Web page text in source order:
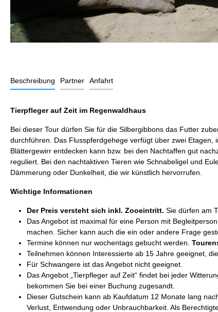
Beschreibung Partner Anfahrt
Tierpfleger auf Zeit im Regenwaldhaus
Bei dieser Tour dürfen Sie für die Silbergibbons das Futter
durchführen. Das Flusspferdgehege verfügt über zwei
Blättergewirr entdecken kann bzw. bei den Nachtaffen gut
reguliert. Bei den nachtaktiven Tieren wie Schnabeligel und
Dämmerung oder Dunkelheit, die wir künstlich hervorrufen.
Wichtige Informationen
Der Preis versteht sich inkl. Zooeintritt. Sie dürfen am
Das Angebot ist maximal für eine Person mit
machen. Sicher kann auch die ein oder andere Frage
Termine können nur wochentags gebucht werden.
Teilnehmen können Interessierte ab 15 Jahre geeignet,
Für Schwangere ist das Angebot nicht geeignet.
Das Angebot „Tierpfleger auf Zeit“ findet bei jeder
bekommen Sie bei einer Buchung zugesandt.
Dieser Gutschein kann ab Kaufdatum 12 Monate lang
Verlust, Entwendung oder Unbrauchbarkeit. Als